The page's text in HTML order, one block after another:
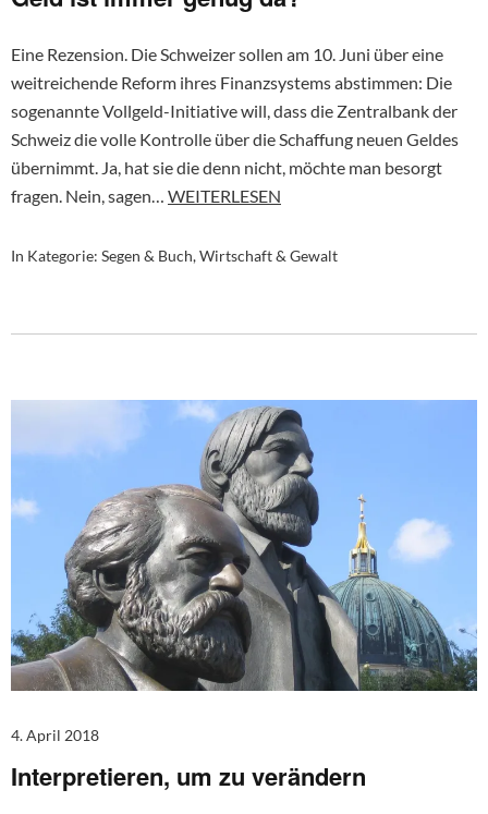
Eine Rezension. Die Schweizer sollen am 10. Juni über eine
weitreichende Reform ihres Finanzsystems abstimmen: Die
sogenannte Vollgeld-Initiative will, dass die Zentralbank der
Schweiz die volle Kontrolle über die Schaffung neuen Geldes
übernimmt. Ja, hat sie die denn nicht, möchte man besorgt
fragen. Nein, sagen… WEITERLESEN
In Kategorie: Segen & Buch,Wirtschaft & Gewalt
4. April 2018
Interpretieren, um zu verändern